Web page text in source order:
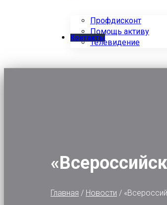
Профдисконт
Помощь активу
Телевидение
Контакты
Главная / Новости /